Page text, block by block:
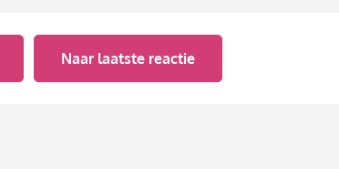
Naar laatste reactie